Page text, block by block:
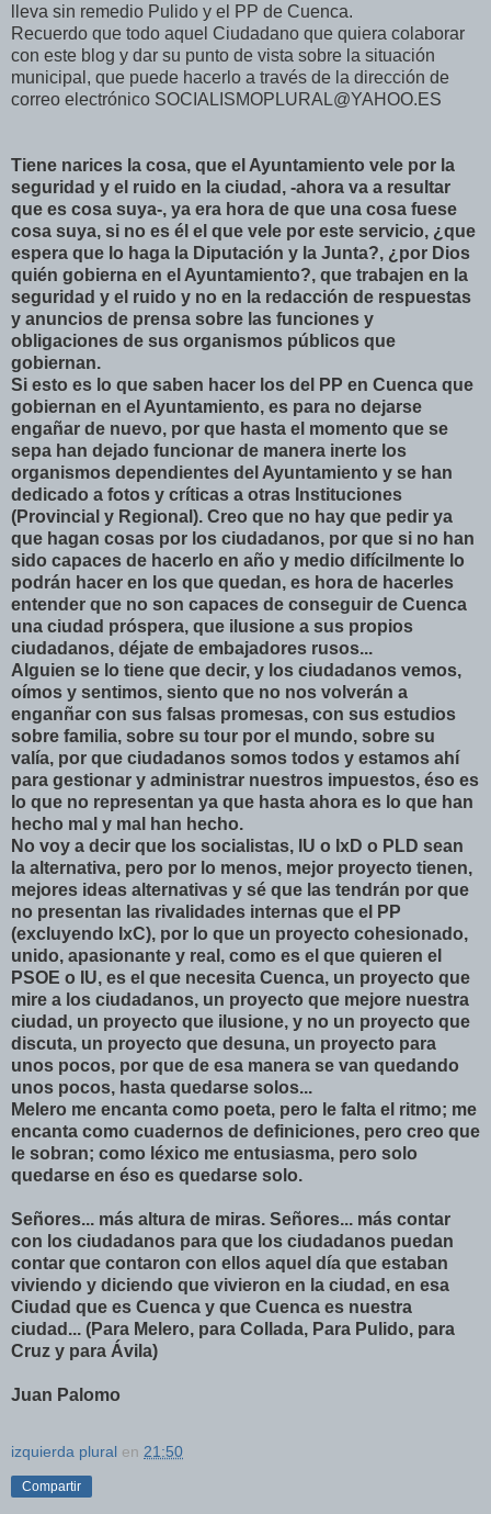
lleva sin remedio Pulido y el PP de Cuenca.
Recuerdo que todo aquel Ciudadano que quiera colaborar
con este blog y dar su punto de vista sobre la situación
municipal, que puede hacerlo a través de la dirección de
correo electrónico SOCIALISMOPLURAL@YAHOO.ES
Tiene narices la cosa, que el Ayuntamiento vele por la
seguridad y el ruido en la ciudad, -ahora va a resultar
que es cosa suya-, ya era hora de que una cosa fuese
cosa suya, si no es él el que vele por este servicio, ¿que
espera que lo haga la Diputación y la Junta?, ¿por Dios
quién gobierna en el Ayuntamiento?, que trabajen en la
seguridad y el ruido y no en la redacción de respuestas
y anuncios de prensa sobre las funciones y
obligaciones de sus organismos públicos que
gobiernan.
Si esto es lo que saben hacer los del PP en Cuenca que
gobiernan en el Ayuntamiento, es para no dejarse
engañar de nuevo, por que hasta el momento que se
sepa han dejado funcionar de manera inerte los
organismos dependientes del Ayuntamiento y se han
dedicado a fotos y críticas a otras Instituciones
(Provincial y Regional). Creo que no hay que pedir ya
que hagan cosas por los ciudadanos, por que si no han
sido capaces de hacerlo en año y medio difícilmente lo
podrán hacer en los que quedan, es hora de hacerles
entender que no son capaces de conseguir de Cuenca
una ciudad próspera, que ilusione a sus propios
ciudadanos, déjate de embajadores rusos...
Alguien se lo tiene que decir, y los ciudadanos vemos,
oímos y sentimos, siento que no nos volverán a
enganñar con sus falsas promesas, con sus estudios
sobre familia, sobre su tour por el mundo, sobre su
valía, por que ciudadanos somos todos y estamos ahí
para gestionar y administrar nuestros impuestos, éso es
lo que no representan ya que hasta ahora es lo que han
hecho mal y mal han hecho.
No voy a decir que los socialistas, IU o IxD o PLD sean
la alternativa, pero por lo menos, mejor proyecto tienen,
mejores ideas alternativas y sé que las tendrán por que
no presentan las rivalidades internas que el PP
(excluyendo IxC), por lo que un proyecto cohesionado,
unido, apasionante y real, como es el que quieren el
PSOE o IU, es el que necesita Cuenca, un proyecto que
mire a los ciudadanos, un proyecto que mejore nuestra
ciudad, un proyecto que ilusione, y no un proyecto que
discuta, un proyecto que desuna, un proyecto para
unos pocos, por que de esa manera se van quedando
unos pocos, hasta quedarse solos...
Melero me encanta como poeta, pero le falta el ritmo; me
encanta como cuadernos de definiciones, pero creo que
le sobran; como léxico me entusiasma, pero solo
quedarse en éso es quedarse solo.
Señores... más altura de miras. Señores... más contar
con los ciudadanos para que los ciudadanos puedan
contar que contaron con ellos aquel día que estaban
viviendo y diciendo que vivieron en la ciudad, en esa
Ciudad que es Cuenca y que Cuenca es nuestra
ciudad... (Para Melero, para Collada, Para Pulido, para
Cruz y para Ávila)
Juan Palomo
izquierda plural en 21:50
Compartir